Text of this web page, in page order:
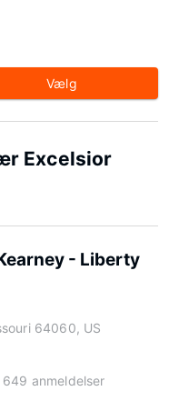
Vælg
Excelsior
- Liberty
64060, US
649 anmeldelser